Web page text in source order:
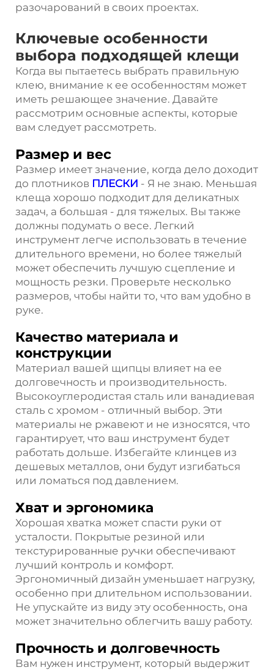
разочарований в своих проектах.
Ключевые особенности
выбора подходящей клещи
Когда вы пытаетесь выбрать правильную
клею, внимание к ее особенностям может
иметь решающее значение. Давайте
рассмотрим основные аспекты, которые
вам следует рассмотреть.
Размер и вес
Размер имеет значение, когда дело доходит
до плотников ПЛЕСКИ - Я не знаю. Меньшая
клеща хорошо подходит для деликатных
задач, а большая - для тяжелых. Вы также
должны подумать о весе. Легкий
инструмент легче использовать в течение
длительного времени, но более тяжелый
может обеспечить лучшую сцепление и
мощность резки. Проверьте несколько
размеров, чтобы найти то, что вам удобно в
руке.
Качество материала и
конструкции
Материал вашей щипцы влияет на ее
долговечность и производительность.
Высокоуглеродистая сталь или ванадиевая
сталь с хромом - отличный выбор. Эти
материалы не ржавеют и не износятся, что
гарантирует, что ваш инструмент будет
работать дольше. Избегайте клинцев из
дешевых металлов, они будут изгибаться
или ломаться под давлением.
Хват и эргономика
Хорошая хватка может спасти руки от
усталости. Покрытые резиной или
текстурированные ручки обеспечивают
лучший контроль и комфорт.
Эргономичный дизайн уменьшает нагрузку,
особенно при длительном использовании.
Не упускайте из виду эту особенность, она
может значительно облегчить вашу работу.
Прочность и долговечность
Вам нужен инструмент, который выдержит